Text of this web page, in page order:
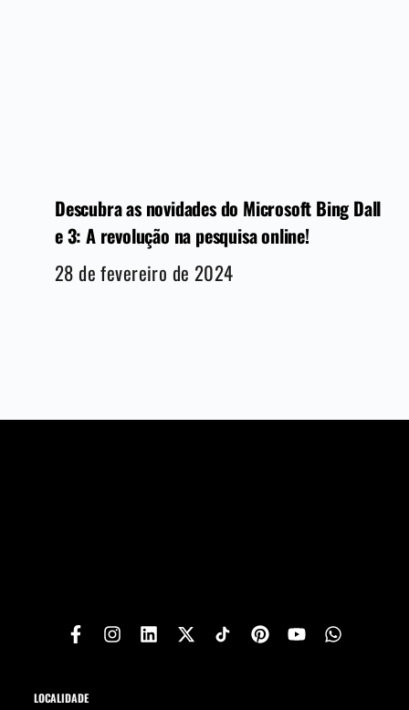
Descubra as novidades do Microsoft Bing Dall
e 3: A revolução na pesquisa online!
28 de fevereiro de 2024
LOCALIDADE